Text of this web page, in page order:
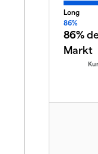
Long
86%
86%
Markt